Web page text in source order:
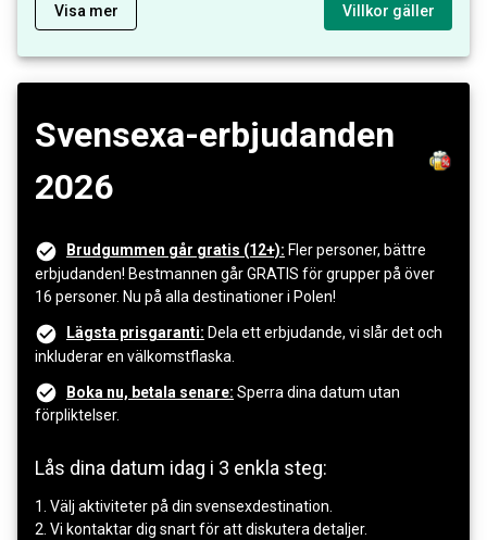
Visa mer Villkor gäller
Svensexa-erbjudanden
2026
Brudgummen går gratis (12+): Fler personer, bättre
erbjudanden! Bestmannen går GRATIS för grupper på över
16 personer. Nu på alla destinationer i Polen!
Lägsta prisgaranti: Dela ett erbjudande, vi slår det och
inkluderar en välkomstflaska.
Boka nu, betala senare: Sperra dina datum utan
förpliktelser.
Lås dina datum idag i 3 enkla steg:
1. Välj aktiviteter på din svensexdestination.
2. Vi kontaktar dig snart för att diskutera detaljer.